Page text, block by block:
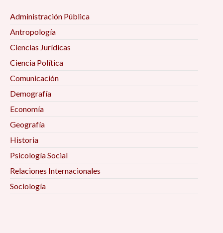
Administración Pública
Antropología
Ciencias Jurídicas
Ciencia Política
Comunicación
Demografía
Economía
Geografía
Historia
Psicología Social
Relaciones Internacionales
Sociología